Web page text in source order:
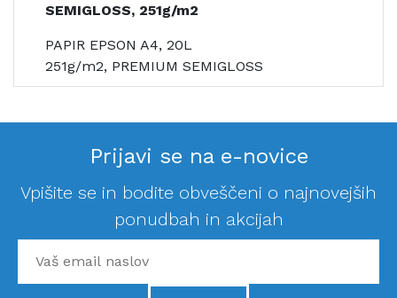
SEMIGLOSS, 251g/m2
PAPIR EPSON A4, 20L
251g/m2, PREMIUM SEMIGLOSS
Prijavi se na e-novice
Vpišite se in bodite obveščeni o najnovejših
ponudbah in akcijah